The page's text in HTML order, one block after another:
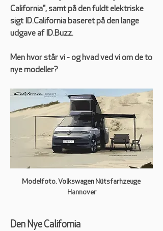
California", samt på den fuldt elektriske
sigt ID.California baseret på den lange
udgave af ID.Buzz.
Men hvor står vi - og hvad ved vi om de to
nye modeller?
Modelfoto. Volkswagen Nütsfarhzeuge
Hannover
Den Nye California